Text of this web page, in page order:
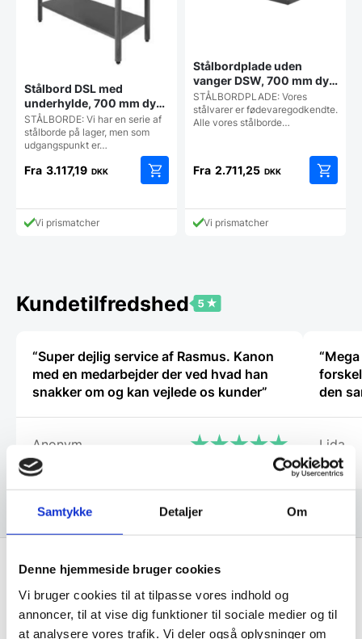
Samtykke Detaljer Om
Denne hjemmeside bruger cookies
Vi bruger cookies til at tilpasse vores indhold og
annoncer, til at vise dig funktioner til sociale medier og til
at analysere vores trafik. Vi deler også oplysninger om
Stålbord DSL med
underhylde, 700 mm dyb i
mange længder
STÅLBORDE: Vi har en serie af
stålborde på lager, men som
udgangspunkt er…
Fra 3.117,19 DKK
vare
vælges
på
Vi prismatcher
Stålbordplade uden
vanger DSW, 700 mm dyb
i mange længder
STÅLBORDPLADE: Vores
stålvarer er fødevaregodkendte.
Alle vores stålborde…
Fra 2.711,25 DKK
vare
Vi prismatcher
Kundetilfredshed
“Super dejlig service af Rasmus. Kanon
med en medarbejder der ved hvad han
snakker om og kan vejlede os kunder”
Anonym
den
Lida
Få de bedste tilbud først!